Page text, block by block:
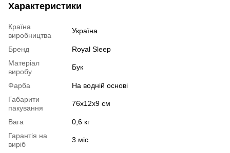
Характеристики
Країна
виробництва
Україна
Бренд
Royal Sleep
Матеріал
виробу
Бук
Фарба
На водній основі
Габарити
пакування
76x12x9 см
Вага
0,6 кг
Гарантія на
виріб
3 міс